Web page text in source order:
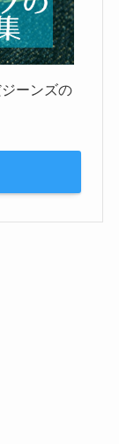
ーンズの